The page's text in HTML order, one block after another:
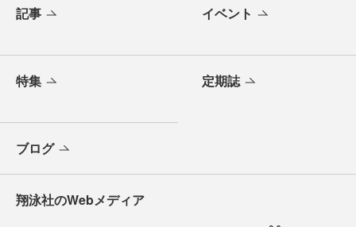
記事 イベント
特集 定期誌
ブログ
翔泳社のWebメディア